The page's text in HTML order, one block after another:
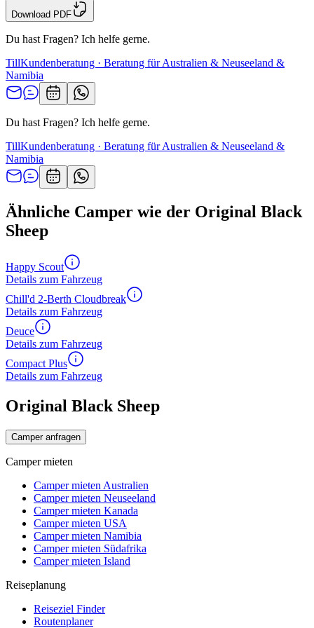
Download PDF
Du hast Fragen? Ich helfe gerne.
TillKundenberatung · Beratung für Australien & Neuseeland &
Namibia
Du hast Fragen? Ich helfe gerne.
TillKundenberatung · Beratung für Australien & Neuseeland &
Namibia
Ähnliche Camper wie der Original Black
Sheep
Happy Scout
Details zum Fahrzeug
Chill'd 2-Berth Cloudbreak
Details zum Fahrzeug
Deuce
Details zum Fahrzeug
Compact Plus
Details zum Fahrzeug
Original Black Sheep
Camper anfragen
Camper mieten
Camper mieten Australien
Camper mieten Neuseeland
Camper mieten Kanada
Camper mieten USA
Camper mieten Namibia
Camper mieten Südafrika
Camper mieten Island
Reiseplanung
Reiseziel Finder
Routenplaner